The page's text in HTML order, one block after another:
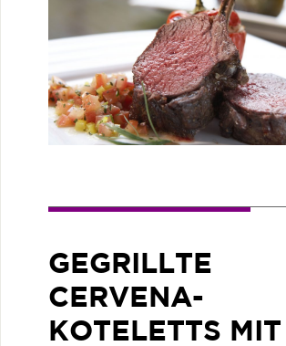
GEGRILLTE
CERVENA-
KOTELETTS MIT